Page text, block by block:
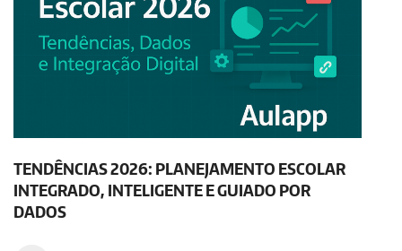
TENDÊNCIAS 2026: PLANEJAMENTO ESCOLAR
INTEGRADO, INTELIGENTE E GUIADO POR
DADOS